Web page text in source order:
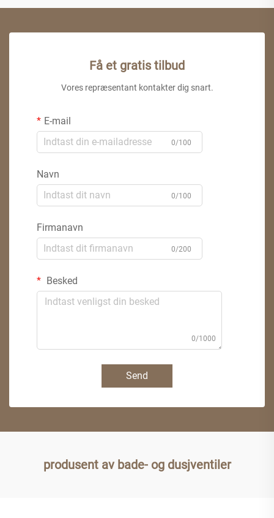
Få et gratis tilbud
Vores repræsentant kontakter dig snart.
E-mail
0/100
Navn
0/100
Firmanavn
0/200
Besked
0/1000
Send
produsent av bade- og dusjventiler